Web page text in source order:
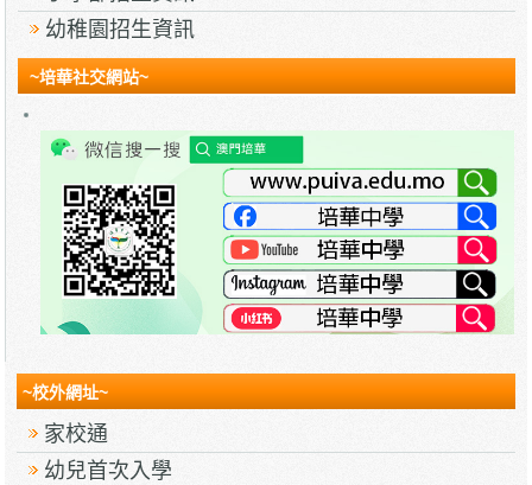
幼稚園招生資訊
~培華社交網站~
~校外網址~
家校通
幼兒首次入學